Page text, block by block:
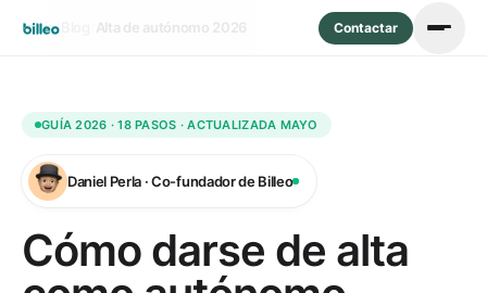
Contactar
Inicio/ Alta de autónomo 2026
GUÍA 2026 · 18 PASOS · ACTUALIZADA MAYO
Daniel Perla · Co-fundador de Billeo
Cómo darse de alta